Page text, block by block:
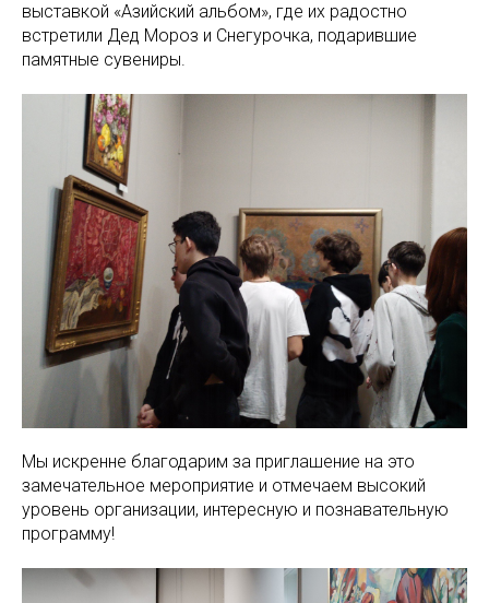
выставкой «Азийский альбом», где их радостно
встретили Дед Мороз и Снегурочка, подарившие
памятные сувениры.
Мы искренне благодарим за приглашение на это
замечательное мероприятие и отмечаем высокий
уровень организации, интересную и познавательную
программу!